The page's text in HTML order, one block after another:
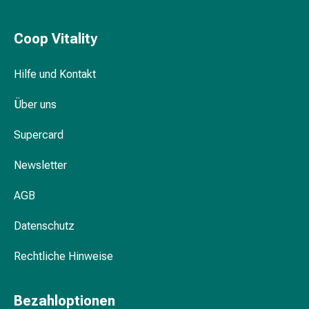
Nieren-
Blasenbeschwerden
&
Schmerztherapie
Stress
Nachhaltige Monatshygiene bei Coop
Vitality
Coop Vitality
Hilfe und Kontakt
Über uns
Supercard
Newsletter
AGB
Datenschutz
Rechtliche Hinweise
Bezahloptionen